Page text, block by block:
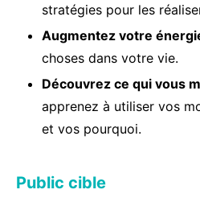
stratégies pour les
Augmentez votre
choses dans votre vie.
Découvrez ce qui vous
apprenez à utiliser vos
et vos pourquoi.
Public cible